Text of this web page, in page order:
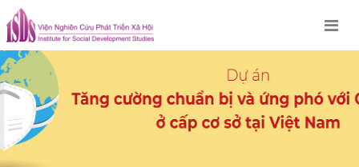
Skip
to
content